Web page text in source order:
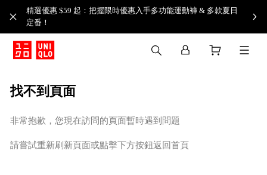
精選優惠 $59 起：把握限時優惠入手多功能運動褲 & 多款夏日
定番！​
找不到頁面
非常抱歉，您現在訪問的頁面暫時遇到問題
請嘗試重新刷新頁面或點擊下方按鈕返回首頁